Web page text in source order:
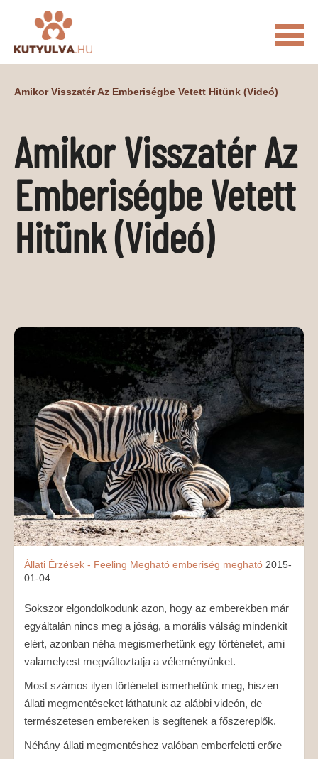
KUTYULVA – HÍREK
CUKI ÉLETKÉPEK NÖVÉNYEK
ÁLLATI
ÁLLATI ELEDELEK ÁLLATI FELSZERELÉSEK
MÉDIAAJÁNLAT
Amikor Visszatér Az Emberiségbe Vetett Hitünk (videó)
Amikor Visszatér Az
Emberiségbe Vetett
Hitünk (videó)
Állati Érzések - Feeling Megható emberiség megható 2015-
01-04
Sokszor elgondolkodunk azon, hogy az emberekben már
egyáltalán nincs meg a jóság, a morális válság mindenkit
elért, azonban néha megismerhetünk egy történetet, ami
valamelyest megváltoztatja a véleményünket.
Most számos ilyen történetet ismerhetünk meg, hiszen
állati megmentéseket láthatunk az alábbi videón, de
természetesen embereken is segítenek a főszereplők.
Néhány állati megmentéshez valóban emberfeletti erőre